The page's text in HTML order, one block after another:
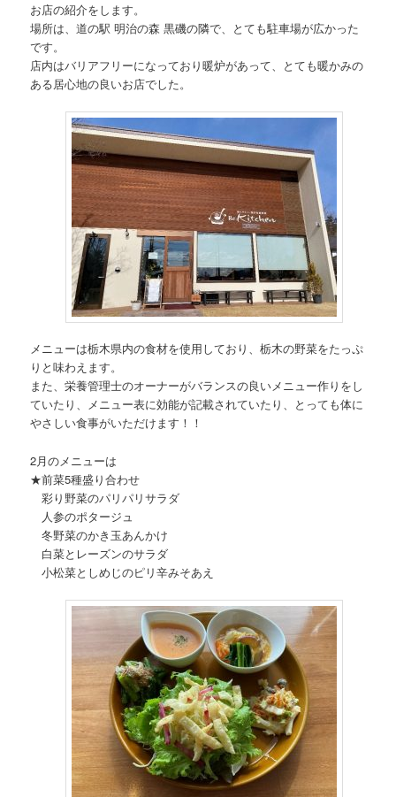
お店の紹介をします。
場所は、道の駅 明治の森 黒磯の隣で、とても駐車場が広かった
です。
店内はバリアフリーになっており暖炉があって、とても暖かみの
ある居心地の良いお店でした。
メニューは栃木県内の食材を使用しており、栃木の野菜をたっぷ
りと味わえます。
また、栄養管理士のオーナーがバランスの良いメニュー作りをし
ていたり、メニュー表に効能が記載されていたり、とっても体に
やさしい食事がいただけます！！
2月のメニューは
★前菜5種盛り合わせ
彩り野菜のパリパリサラダ
人参のポタージュ
冬野菜のかき玉あんかけ
白菜とレーズンのサラダ
小松菜としめじのピリ辛みそあえ